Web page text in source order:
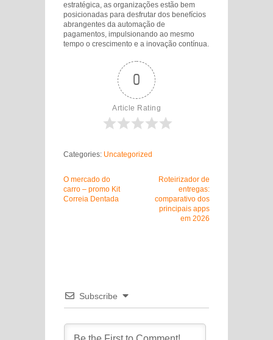
estratégica, as organizações estão bem
posicionadas para desfrutar dos benefícios
abrangentes da automação de
pagamentos, impulsionando ao mesmo
tempo o crescimento e a inovação contínua.
0
Article Rating
Categories: Uncategorized
O mercado do
carro – promo Kit
Correia Dentada
Roteirizador de
entregas:
comparativo dos
principais apps
em 2026
Subscribe